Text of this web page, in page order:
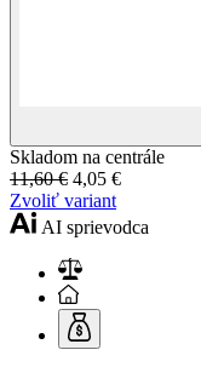
Skladom na centrále
11,60 € 4,05 €
Zvoliť variant
AI sprievodca